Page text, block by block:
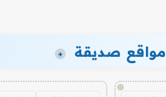
مواقع صديقة +
!